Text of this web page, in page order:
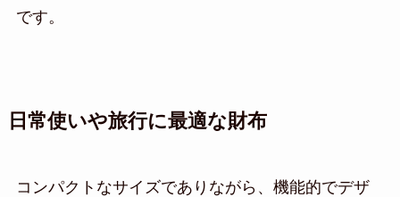
です。
日常使いや旅行に最適な財布
コンパクトなサイズでありながら、機能的でデザ